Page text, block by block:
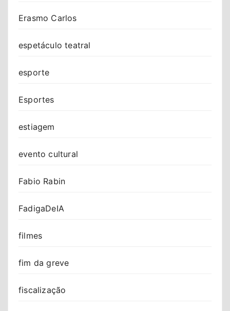
Erasmo Carlos
espetáculo teatral
esporte
Esportes
estiagem
evento cultural
Fabio Rabin
FadigaDeIA
filmes
fim da greve
fiscalização